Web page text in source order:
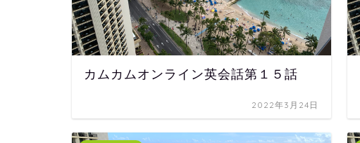
カムカムオンライン英会話第１５話
2022年3月24日